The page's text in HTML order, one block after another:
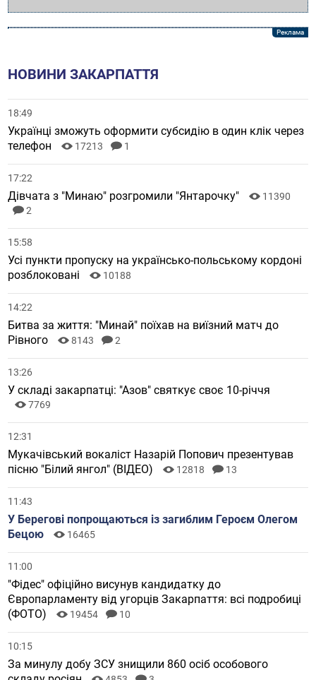
НОВИНИ ЗАКАРПАТТЯ
18:49
Українці зможуть оформити субсидію в один клік через
телефон
17213 1
17:22
Дівчата з "Минаю" розгромили "Янтарочку"
11390
2
15:58
Усі пункти пропуску на українсько-польському кордоні
розблоковані
10188
14:22
Битва за життя: "Минай" поїхав на виїзний матч до
Рівного
8143 2
13:26
У складі закарпатці: "Азов" святкує своє 10-річчя
7769
12:31
Мукачівський вокаліст Назарій Попович презентував
пісню "Білий янгол" (ВІДЕО)
12818 13
11:43
У Берегові попрощаються із загиблим Героєм Олегом
Бецою
16465
11:00
"Фідес" офіційно висунув кандидатку до
Європарламенту від угорців Закарпаття: всі подробиці
(ФОТО)
19454 10
10:15
За минулу добу ЗСУ знищили 860 осіб особового